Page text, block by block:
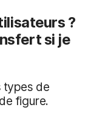
?
si je
types de
figure.